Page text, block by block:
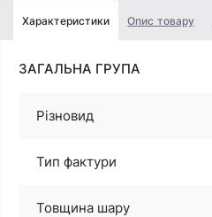
Характеристики Опис товару
ЗАГАЛЬНА ГРУПА
Різновид
Тип фактури
Товщина шару